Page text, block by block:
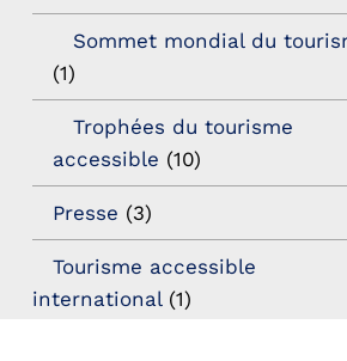
Sommet mondial du
(1)
Trophées du tourisme
accessible (10)
Presse (3)
Tourisme accessible
international(1)